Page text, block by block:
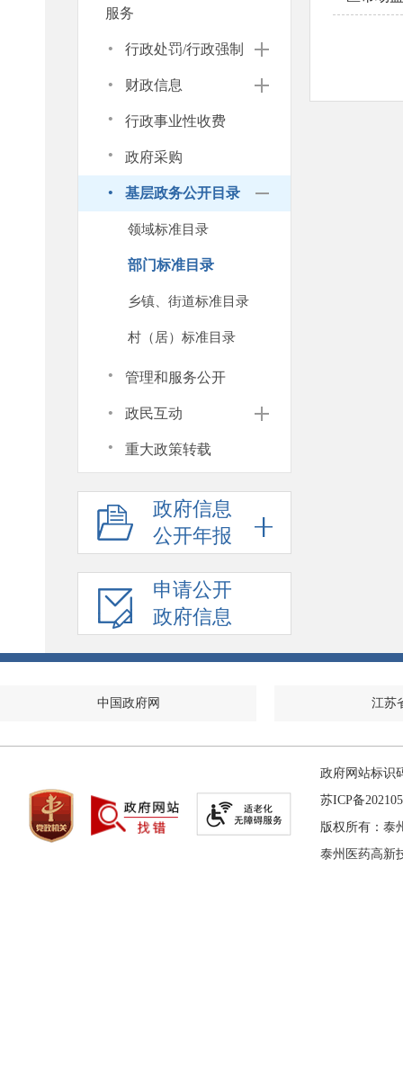
服务
· 行政处罚/行政强制
· 财政信息
· 行政事业性收费
· 政府采购
· 基层政务公开目录
领域标准目录
部门标准目录
乡镇、街道标准目录
村（居）标准目录
· 管理和服务公开
· 政民互动
· 重大政策转载
政府信息
公开年报
申请公开
政府信息
中国政府网 江苏
政府网站标识
苏ICP备
版权所有：泰
泰州医药高新